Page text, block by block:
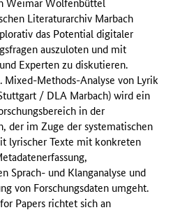
Literaturarchiv Marbach
das Potential digitaler
auszuloten und mit
Experten zu diskutieren.
Methods-Analyse von Lyrik
/ DLA Marbach) wird ein
in der
der im Zuge der systematischen
lyrischer Texte mit konkreten
Sprach- und Klanganalyse und
von Forschungsdaten umgeht.
Papers richtet sich an